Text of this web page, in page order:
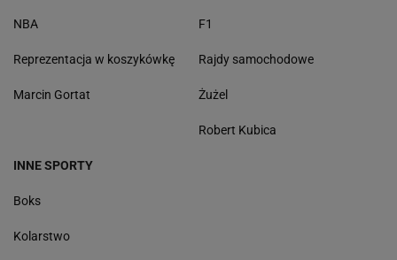
NBA
Reprezentacja w koszykówkę
Marcin Gortat
F1
Rajdy samochodowe
Żużel
Robert Kubica
INNE SPORTY
Boks
Kolarstwo